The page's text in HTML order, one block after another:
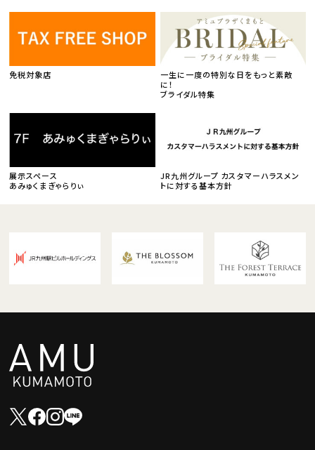
免税対象店
一生に一度の特別な日をもっと素敵
に！
ブライダル特集
展示スペース
あみゅくまぎゃらりぃ
JR九州グループ カスタマーハラスメン
トに対する基本方針